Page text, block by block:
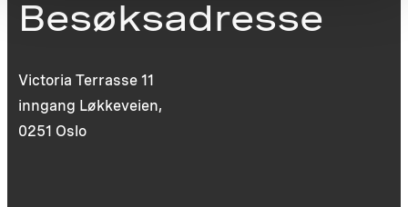
Besøksadresse
Victoria Terrasse 11
inngang Løkkeveien,
0251 Oslo